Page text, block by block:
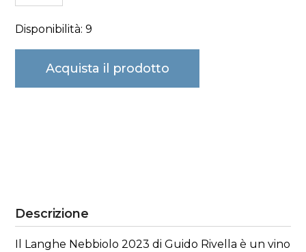
Disponibilità: 9
Acquista il prodotto
Descrizione
Il Langhe Nebbiolo 2023 di Guido Rivella è un vino